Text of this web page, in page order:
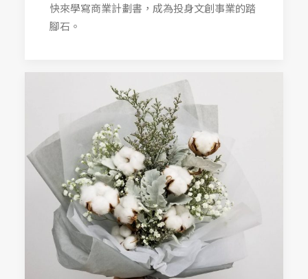
快來學寫商業計劃書，成為投身文創事業的踏
腳石。